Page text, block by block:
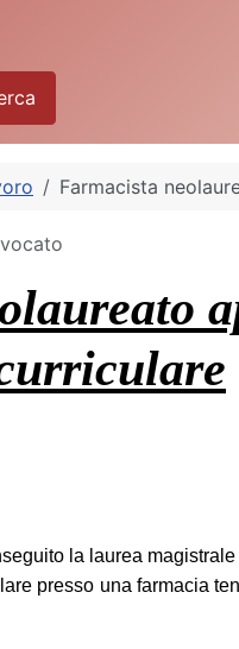
Farmacista
la laurea
presso una farmacia